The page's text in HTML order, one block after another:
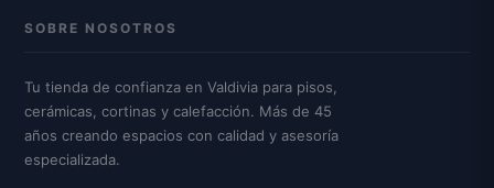
SOBRE NOSOTROS
Tu tienda de confianza en Valdivia para pisos,
cerámicas, cortinas y calefacción. Más de 45
años creando espacios con calidad y asesoría
especializada.